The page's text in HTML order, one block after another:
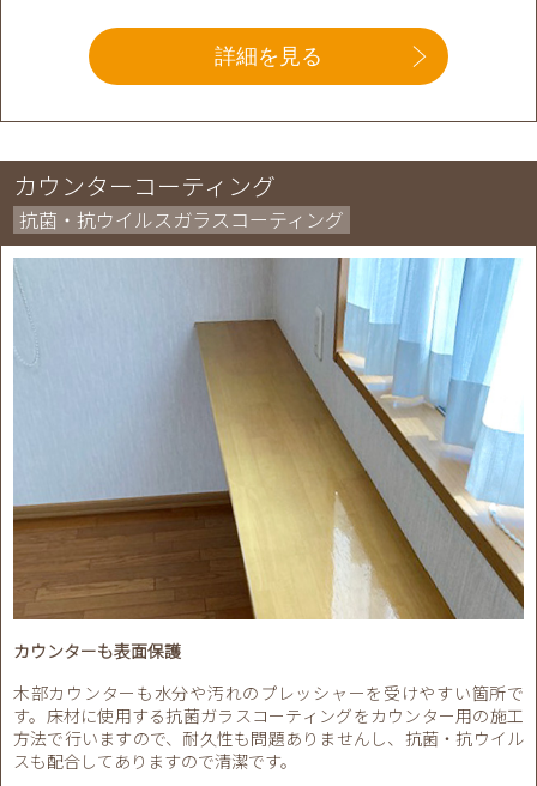
詳細を見る
カウンターコーティング
抗菌・抗ウイルスガラスコーティング
カウンターも表面保護
木部カウンターも水分や汚れのプレッシャーを受けやすい箇所で
す。床材に使用する抗菌ガラスコーティングをカウンター用の施工
方法で行いますので、耐久性も問題ありませんし、抗菌・抗ウイル
スも配合してありますので清潔です。